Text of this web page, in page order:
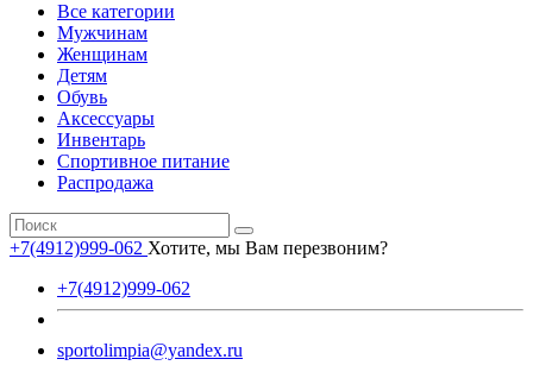
Все категории
Мужчинам
Женщинам
Детям
Обувь
Аксессуары
Инвентарь
Спортивное питание
Распродажа
+7(4912)999-062 Хотите, мы Вам перезвоним?
+7(4912)999-062
sportolimpia@yandex.ru